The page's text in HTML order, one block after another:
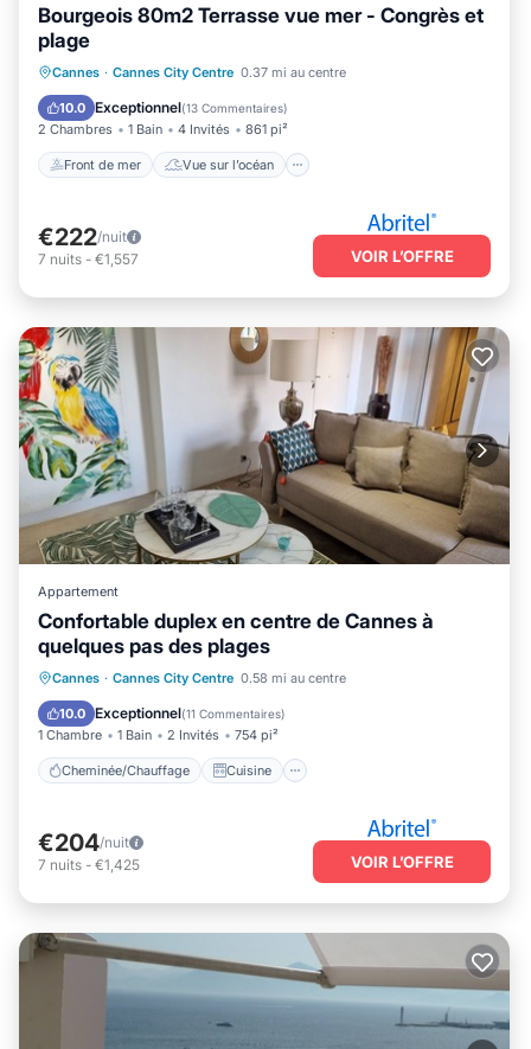
Bourgeois 80m2 Terrasse vue mer - Congrès et
plage
Cannes · Cannes City Centre 0.37 mi au centre
10.0 Exceptionnel(13 Commentaires)
2 Chambres 1 Bain 4 Invités 861 pi²
Front de mer Vue sur l’océan
Front de mer
Vue sur l’océan
Balcon/Terrasse
Vue
€222/nuit
7 nuits - €1,557 VOIR L’OFFRE
Appartement
Confortable duplex en centre de Cannes à
quelques pas des plages
Cannes · Cannes City Centre 0.58 mi au centre
10.0 Exceptionnel(11 Commentaires)
1 Chambre 1 Bain 2 Invités 754 pi²
Cheminée/Chauffage Cuisine
Cheminée/Chauffage
Cuisine
Climatisation
Internet
€204/nuit
7 nuits - €1,425 VOIR L’OFFRE